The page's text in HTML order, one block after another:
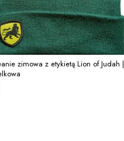
zimowa z etykietą Lion of Judah |